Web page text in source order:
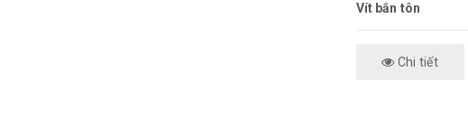
Vít bắn tôn
Chi tiết